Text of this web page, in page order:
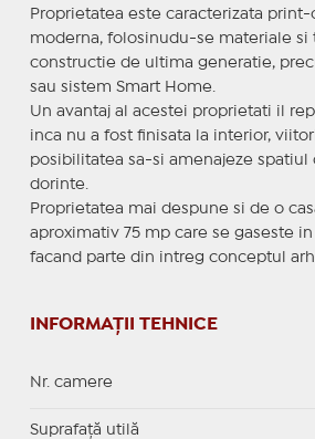
Proprietatea este caracterizata print-
moderna, folosinudu-se materiale si
constructie de ultima generatie,
sau sistem Smart Home.
Un avantaj al acestei proprietati il
inca nu a fost finisata la interior,
posibilitatea sa-si amenajeze spatiul
dorinte.
Proprietatea mai despune si de o
aproximativ 75 mp care se gaseste
facand parte din intreg conceptul
INFORMAȚII TEHNICE
Nr. camere
Suprafaţă utilă